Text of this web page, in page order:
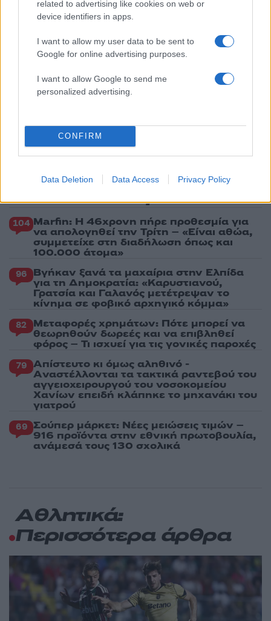
related to advertising like cookies on web or
device identifiers in apps.
I want to allow my user data to be sent to
Google for online advertising purposes.
I want to allow Google to send me
personalized advertising.
CONFIRM
Data Deletion Data Access Privacy Policy
Μαριζέτα Αντωνοπούλου στο newsit.gr: Οι
“σωτήρες” ανήκουν στο χρονοντούλαπο
«Ψήνονται» στα 40άρια δυτική και βόρεια
Ελλάδα – Ενισχυμένα μελτέμια έως 8
μποφόρ στο Αιγαίο μέχρι
Δεκαπενταύγουστο
με τα δύο παιδιά τους
Θρήνος για τον Λιονέλ Μέσι – Πέθανε ο
πατέρας του, Χόρχε
Πιο σχολιασμένα
104 Marfin: Η 46χρονη πήρε προθεσμία για
να απολογηθεί την Τρίτη – «Είναι αθώα,
συμμετείχε στη διαδήλωση όπως και
100.000 άτομα»
96 Βγήκαν ξανά τα μαχαίρια στην Ελπίδα
για τη Δημοκρατία: «Καρυστιανού,
Γρατσία και Γαλανός μετέτρεψαν το
κίνημα σε φοβικό αρχηγικό κόμμα»
82 Μεταφορές χρημάτων: Πότε μπορεί να
θεωρηθούν δωρεές και να επιβληθεί
φόρος – Τι ισχυεί για τις γονικές παροχές
79 Απίστευτο κι όμως αληθινό -
Aναστέλλονται τα τακτικά ραντεβού του
αγγειοχειρουργού του νοσοκομείου
Χανίων επειδή κλάπηκε το μηχανάκι του
γιατρού
69 Σούπερ μάρκετ: Νέες μειώσεις τιμών –
916 προϊόντα στην εθνική πρωτοβουλία,
ανάμεσά τους 130 σχολικά
Αθλητικά:
Περισσότερα άρθρα